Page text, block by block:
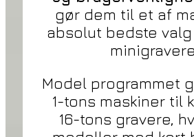
gør dem til et af
absolut bedste
Model programmet
1-tons maskiner til
16-tons gravere,